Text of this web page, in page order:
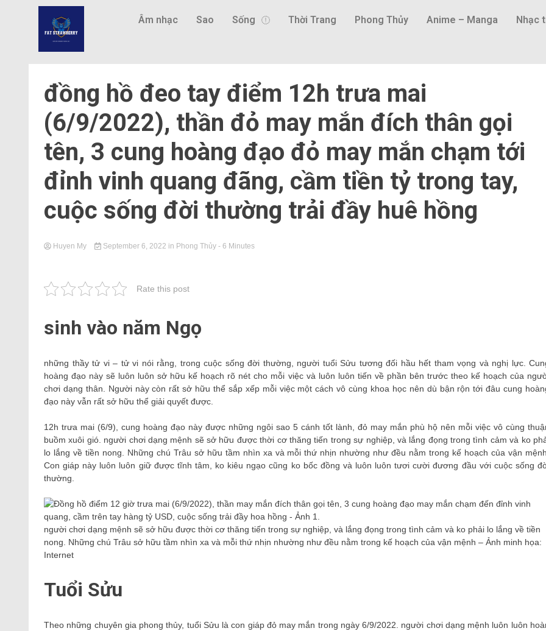
Âm nhạc Sao Sống Thời Trang Phong Thủy Anime – Manga Nhạc
đồng hồ đeo tay điểm 12h trưa mai
(6/9/2022), thần đỏ may mắn đích thân gọi
tên, 3 cung hoàng đạo đỏ may mắn chạm tới
đỉnh vinh quang đãng, cầm tiền tỷ trong tay,
cuộc sống đời thường trải đầy huê hồng
Huyen My September 6, 2022 in Phong Thủy - 6 Minutes
Rate this post
sinh vào năm Ngọ
những thầy tử vi – tử vi nói rằng, trong cuộc sống đời thường, người tuổi Sửu tương đối hầu hết tham vọng và nghị lực.
hoàng đạo này sẽ luôn luôn sở hữu kế hoạch rõ nét cho mỗi việc và luôn luôn tiến về phần bên trước theo kế hoạch của
chơi dạng thân. Người này còn rất sở hữu thể sắp xếp mỗi việc một cách vô cùng khoa học nên dù bận rộn tới đâu cung
đạo này vẫn rất sở hữu thể giải quyết được.
12h trưa mai (6/9), cung hoàng đạo này được những ngôi sao 5 cánh tốt lành, đỏ may mắn phù hộ nên mỗi việc vô cùng
buồm xuôi gió. người chơi dạng mệnh sẽ sở hữu được thời cơ thăng tiến trong sự nghiệp, và lắng đọng trong tình cảm và ko
lo lắng về tiền nong. Những chú Trâu sở hữu tầm nhìn xa và mỗi thứ nhịn nhường như đều nằm trong kế hoạch của vận mệnh.
Con giáp này luôn luôn giữ được tĩnh tâm, ko kiêu ngạo cũng ko bốc đồng và luôn luôn tươi cười đương đầu với cuộc sống
thường.
người chơi dạng mệnh sẽ sở hữu được thời cơ thăng tiến trong sự nghiệp, và lắng đọng trong tình cảm và ko phải lo lắng về tiền
nong. Những chú Trâu sở hữu tầm nhìn xa và mỗi thứ nhịn nhường như đều nằm trong kế hoạch của vận mệnh – Ảnh minh họa:
Internet
Tuổi Sửu
Theo những chuyên gia phong thủy, tuổi Sửu là con giáp đỏ may mắn trong ngày 6/9/2022. người chơi dạng mệnh luôn luôn